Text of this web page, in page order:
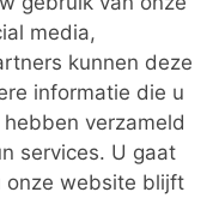
media,
kunnen deze
informatie die u
verzameld
services. U gaat
onze website blijft